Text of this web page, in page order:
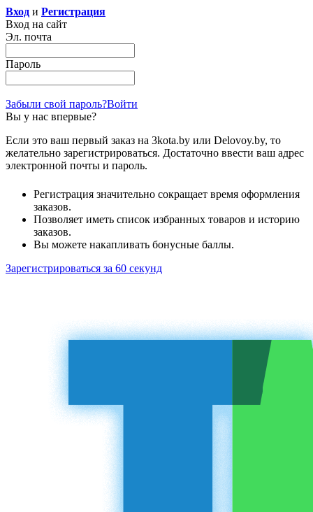
Вход и Регистрация
Вход на сайт
Эл. почта
Пароль
Забыли свой пароль?Войти
Вы у нас впервые?
Если это ваш первый заказ на 3kota.by или Delovoy.by, то
желательно зарегистрироваться. Достаточно ввести ваш адрес
электронной почты и пароль.
Регистрация значительно сокращает время оформления
заказов.
Позволяет иметь список избранных товаров и историю
заказов.
Вы можете накапливать бонусные баллы.
Зарегистрироваться за 60 секунд